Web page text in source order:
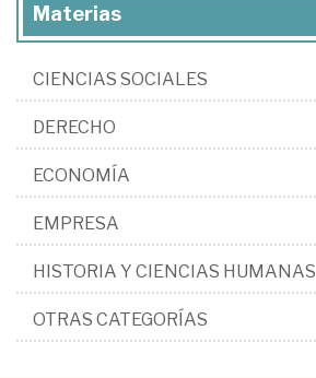
Materias
CIENCIAS SOCIALES
DERECHO
ECONOMÍA
EMPRESA
HISTORIA Y CIENCIAS HUMANAS
OTRAS CATEGORÍAS